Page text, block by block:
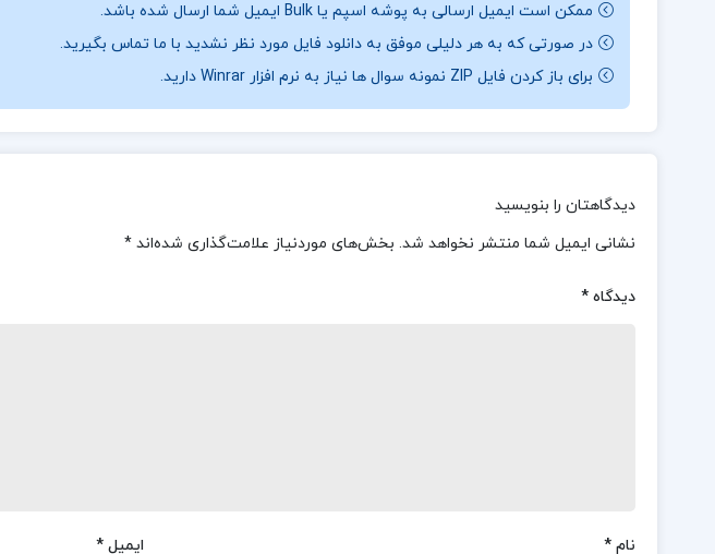
ممکن است ایمیل ارسالی به پوشه اسپم یا Bulk ایمیل شما ارسال شده باشد.
در صورتی که به هر دلیلی موفق به دانلود فایل مورد نظر نشدید با ما تماس بگیرید.
برای باز کردن فایل ZIP نمونه سوال ها نیاز به نرم افزار Winrar دارید.
دیدگاهتان را بنویسید
نشانی ایمیل شما منتشر نخواهد شد. بخش‌های موردنیاز علامت‌گذاری شده‌اند*
دیدگاه*
نام* ایمیل *